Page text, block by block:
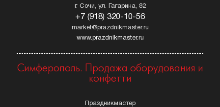
г. Сочи, ул. Гагарина, 82
+7 (918) 320-10-56
market@prazdnikmaster.ru
www.prazdnikmaster.ru
Симферополь. Продажа оборудования и
конфетти
Праздникмастер